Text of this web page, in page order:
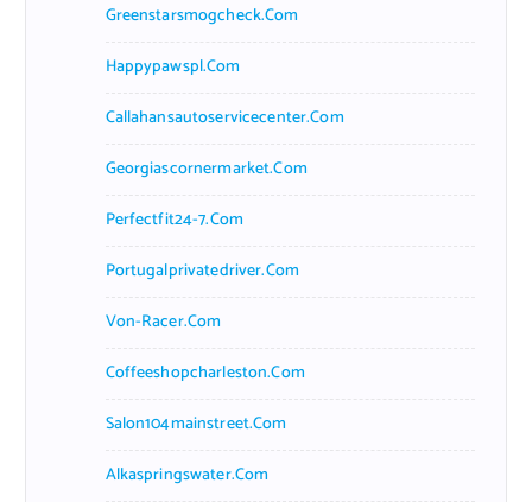
Greenstarsmogcheck.com
Happypawspl.com
Callahansautoservicecenter.com
Georgiascornermarket.com
Perfectfit24-7.com
Portugalprivatedriver.com
Von-Racer.com
Coffeeshopcharleston.com
Salon104mainstreet.com
Alkaspringswater.com